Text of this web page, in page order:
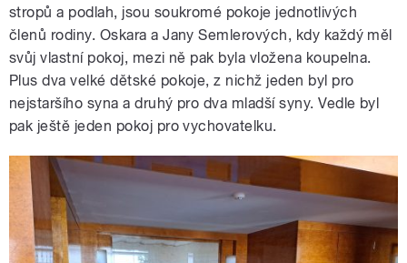
stropů a podlah, jsou soukromé pokoje jednotlivých
členů rodiny. Oskara a Jany Semlerových, kdy každý měl
svůj vlastní pokoj, mezi ně pak byla vložena koupelna.
Plus dva velké dětské pokoje, z nichž jeden byl pro
nejstaršího syna a druhý pro dva mladší syny. Vedle byl
pak ještě jeden pokoj pro vychovatelku.